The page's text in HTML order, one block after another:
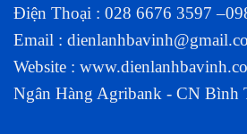
Điện Thoại : 028 6676 3597
Email :
Website :
Ngân Hàng Agribank - CN Bình